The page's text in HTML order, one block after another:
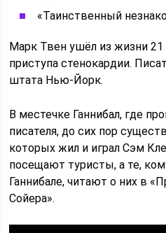
«Таинственный
Марк Твен ушёл из жизни 21
приступа стенокардии.
штата Нью-Йорк.
В местечке Ганнибал, где
писателя, до сих пор
которых жил и играл Сэм
посещают туристы, а те,
Ганнибале, читают о них в
Сойера».